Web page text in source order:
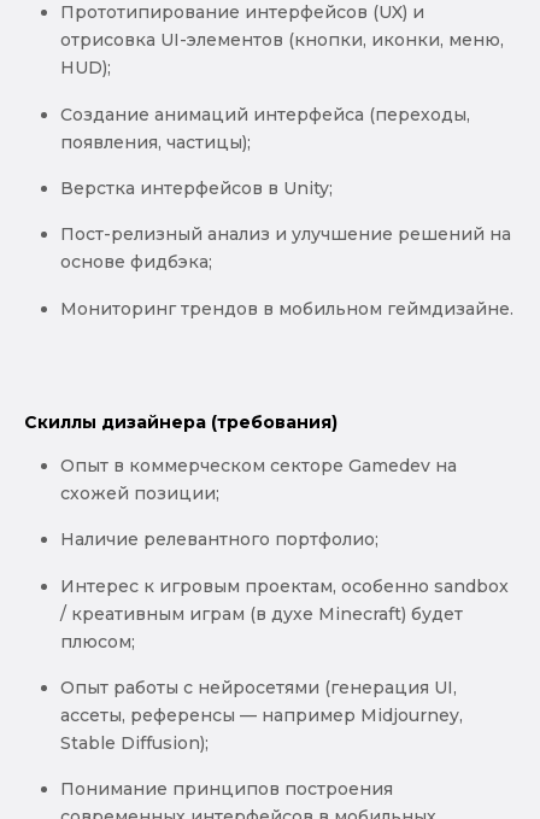
Прототипирование интерфейсов (UX) и
отрисовка UI-элементов (кнопки, иконки, меню,
HUD);
Создание анимаций интерфейса (переходы,
появления, частицы);
Верстка интерфейсов в Unity;
Пост-релизный анализ и улучшение решений на
основе фидбэка;
Мониторинг трендов в мобильном геймдизайне.
Скиллы дизайнера (требования)
Опыт в коммерческом секторе Gamedev на
схожей позиции;
Наличие релевантного портфолио;
Интерес к игровым проектам, особенно sandbox
/ креативным играм (в духе Minecraft) будет
плюсом;
Опыт работы с нейросетями (генерация UI,
ассеты, референсы — например Midjourney,
Stable Diffusion);
Понимание принципов построения